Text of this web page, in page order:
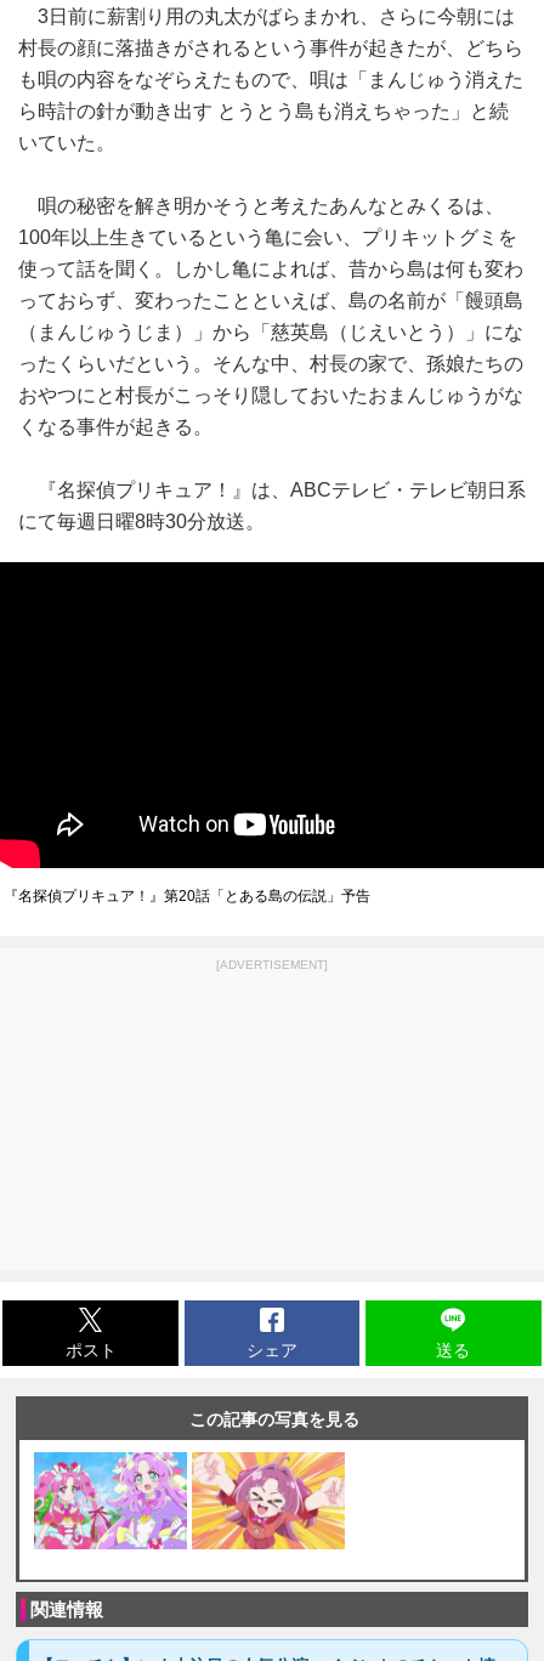
3日前に薪割り用の丸太がばらまかれ、さらに今朝には
村長の顔に落描きがされるという事件が起きたが、どちら
も唄の内容をなぞらえたもので、唄は「まんじゅう消えた
ら時計の針が動き出す とうとう島も消えちゃった」と続
いていた。
唄の秘密を解き明かそうと考えたあんなとみくるは、
100年以上生きているという亀に会い、プリキットグミを
使って話を聞く。しかし亀によれば、昔から島は何も変わ
っておらず、変わったことといえば、島の名前が「饅頭島
（まんじゅうじま）」から「慈英島（じえいとう）」にな
ったくらいだという。そんな中、村長の家で、孫娘たちの
おやつにと村長がこっそり隠しておいたおまんじゅうがな
くなる事件が起きる。
『名探偵プリキュア！』は、ABCテレビ・テレビ朝日系
にて毎週日曜8時30分放送。
『名探偵プリキュア！』第20話「とある島の伝説」予告
[ADVERTISEMENT]
ポスト シェア 送る
この記事の写真を見る
関連情報